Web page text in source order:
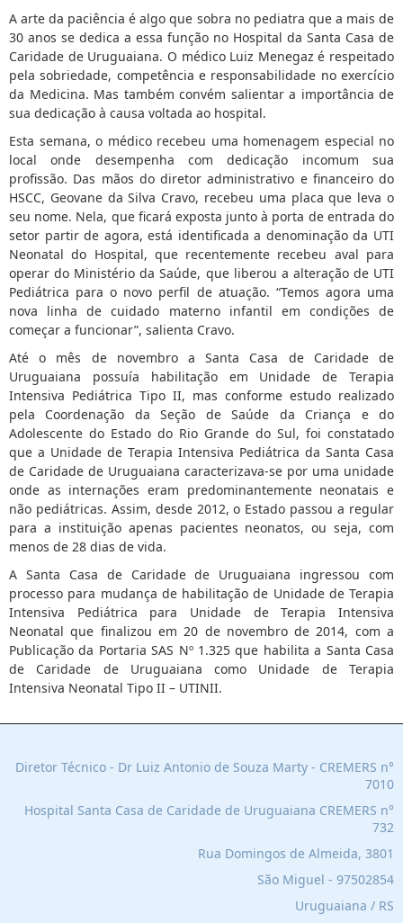
A arte da paciência é algo que sobra no pediatra que a mais de
30 anos se dedica a essa função no Hospital da Santa Casa de
Caridade de Uruguaiana. O médico Luiz Menegaz é respeitado
pela sobriedade, competência e responsabilidade no exercício
da Medicina. Mas também convém salientar a importância de
sua dedicação à causa voltada ao hospital.
Esta semana, o médico recebeu uma homenagem especial no
local onde desempenha com dedicação incomum sua
profissão. Das mãos do diretor administrativo e financeiro do
HSCC, Geovane da Silva Cravo, recebeu uma placa que leva o
seu nome. Nela, que ficará exposta junto à porta de entrada do
setor partir de agora, está identificada a denominação da UTI
Neonatal do Hospital, que recentemente recebeu aval para
operar do Ministério da Saúde, que liberou a alteração de UTI
Pediátrica para o novo perfil de atuação. “Temos agora uma
nova linha de cuidado materno infantil em condições de
começar a funcionar”, salienta Cravo.
Até o mês de novembro a Santa Casa de Caridade de
Uruguaiana possuía habilitação em Unidade de Terapia
Intensiva Pediátrica Tipo II, mas conforme estudo realizado
pela Coordenação da Seção de Saúde da Criança e do
Adolescente do Estado do Rio Grande do Sul, foi constatado
que a Unidade de Terapia Intensiva Pediátrica da Santa Casa
de Caridade de Uruguaiana caracterizava-se por uma unidade
onde as internações eram predominantemente neonatais e
não pediátricas. Assim, desde 2012, o Estado passou a regular
para a instituição apenas pacientes neonatos, ou seja, com
menos de 28 dias de vida.
A Santa Casa de Caridade de Uruguaiana ingressou com
processo para mudança de habilitação de Unidade de Terapia
Intensiva Pediátrica para Unidade de Terapia Intensiva
Neonatal que finalizou em 20 de novembro de 2014, com a
Publicação da Portaria SAS Nº 1.325 que habilita a Santa Casa
de Caridade de Uruguaiana como Unidade de Terapia
Intensiva Neonatal Tipo II – UTINII.
Diretor Técnico - Dr Luiz Antonio de Souza Marty - CREMERS n°
7010
Hospital Santa Casa de Caridade de Uruguaiana CREMERS n°
732
Rua Domingos de Almeida, 3801
São Miguel - 97502854
Uruguaiana / RS